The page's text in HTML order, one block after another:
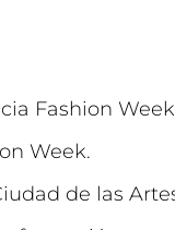
Fashion
Week.
de las